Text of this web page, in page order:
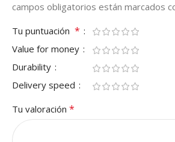
campos obligatorios están marcados
Tu puntuación *
Value for money
Durability
Delivery speed
Tu valoración *